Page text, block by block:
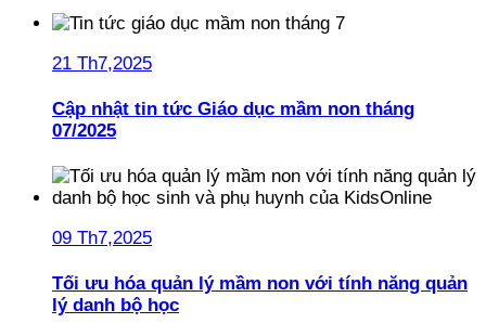
21 Th7,2025
Cập nhật tin tức Giáo dục mầm non tháng
07/2025
09 Th7,2025
Tối ưu hóa quản lý mầm non với tính năng quản
lý danh bộ học